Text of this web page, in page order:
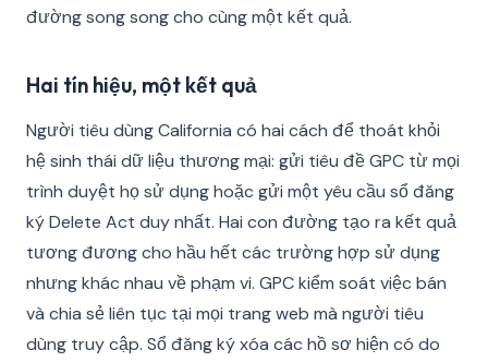
đường song song cho cùng một kết quả.
Hai tín hiệu, một kết quả
Người tiêu dùng California có hai cách để thoát khỏi
hệ sinh thái dữ liệu thương mại: gửi tiêu đề GPC từ mọi
trình duyệt họ sử dụng hoặc gửi một yêu cầu sổ đăng
ký Delete Act duy nhất. Hai con đường tạo ra kết quả
tương đương cho hầu hết các trường hợp sử dụng
nhưng khác nhau về phạm vi. GPC kiểm soát việc bán
và chia sẻ liên tục tại mọi trang web mà người tiêu
dùng truy cập. Sổ đăng ký xóa các hồ sơ hiện có do